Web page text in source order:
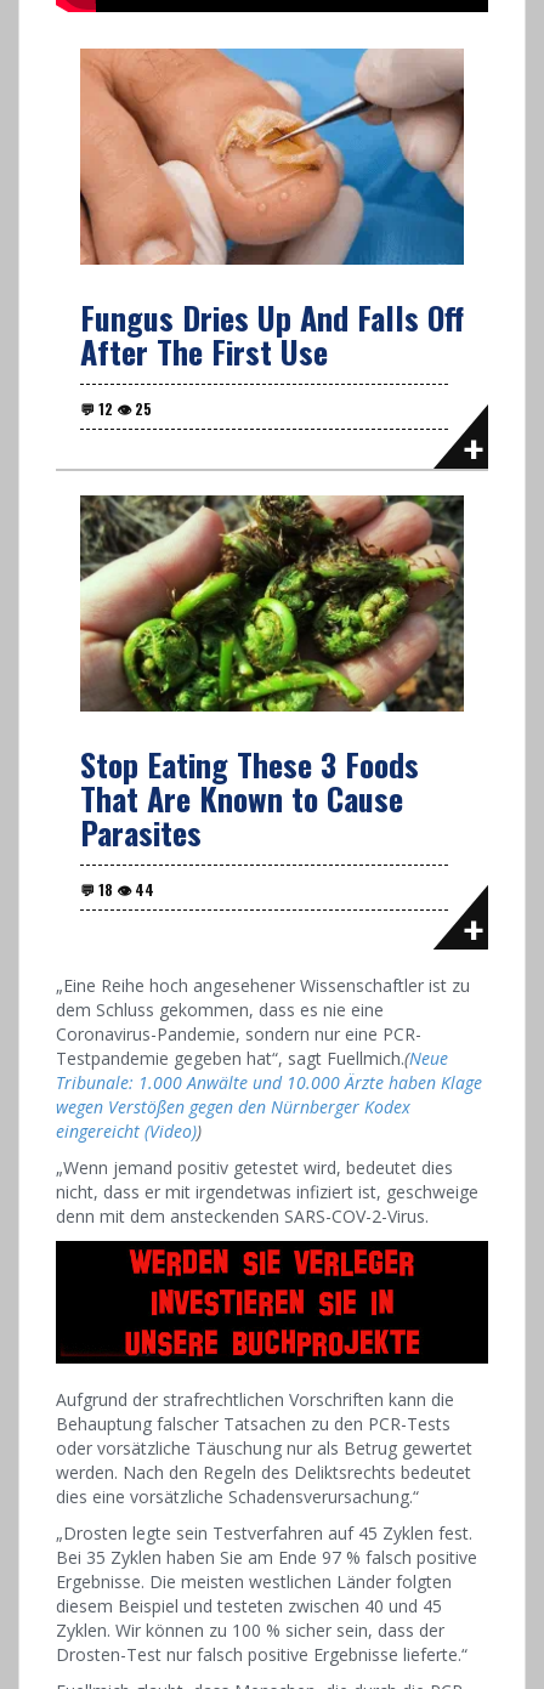
Fungus Dries Up And Falls Off
After The First Use
Stop Eating These 3 Foods
That Are Known to Cause
Parasites
„Eine Reihe hoch angesehener Wissenschaftler ist zu
dem Schluss gekommen, dass es nie eine
Coronavirus-Pandemie, sondern nur eine PCR-
Testpandemie gegeben hat“, sagt Fuellmich.(Neue
Tribunale: 1.000 Anwälte und 10.000 Ärzte haben Klage
wegen Verstößen gegen den Nürnberger Kodex
eingereicht (Video))
„Wenn jemand positiv getestet wird, bedeutet dies
nicht, dass er mit irgendetwas infiziert ist, geschweige
denn mit dem ansteckenden SARS-COV-2-Virus.
Aufgrund der strafrechtlichen Vorschriften kann die
Behauptung falscher Tatsachen zu den PCR-Tests
oder vorsätzliche Täuschung nur als Betrug gewertet
werden. Nach den Regeln des Deliktsrechts bedeutet
dies eine vorsätzliche Schadensverursachung.“
„Drosten legte sein Testverfahren auf 45 Zyklen fest.
Bei 35 Zyklen haben Sie am Ende 97 % falsch positive
Ergebnisse. Die meisten westlichen Länder folgten
diesem Beispiel und testeten zwischen 40 und 45
Zyklen. Wir können zu 100 % sicher sein, dass der
Drosten-Test nur falsch positive Ergebnisse lieferte.“